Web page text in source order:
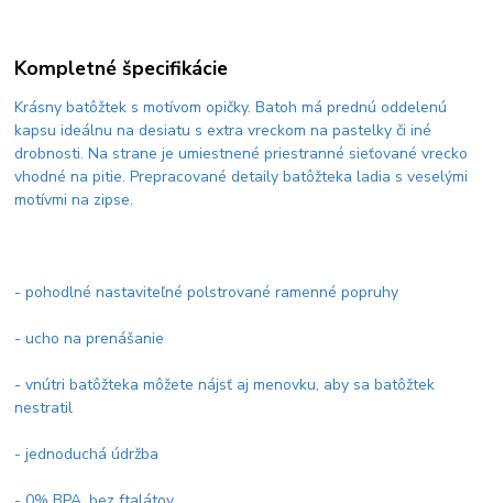
Kompletné špecifikácie
Krásny batôžtek s motívom opičky. Batoh má prednú oddelenú
kapsu ideálnu na desiatu s extra vreckom na pastelky či iné
drobnosti. Na strane je umiestnené priestranné sieťované vrecko
vhodné na pitie. Prepracované detaily batôžteka ladia s veselými
motívmi na zipse.
- pohodlné nastaviteľné polstrované ramenné popruhy
- ucho na prenášanie
- vnútri batôžteka môžete nájsť aj menovku, aby sa batôžtek
nestratil
- jednoduchá údržba